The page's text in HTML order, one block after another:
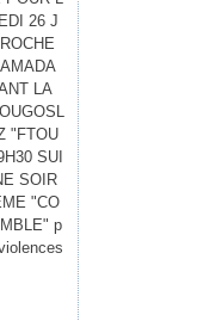
26 J
LA
"FTOU
SUI
SOIR
"CO
p